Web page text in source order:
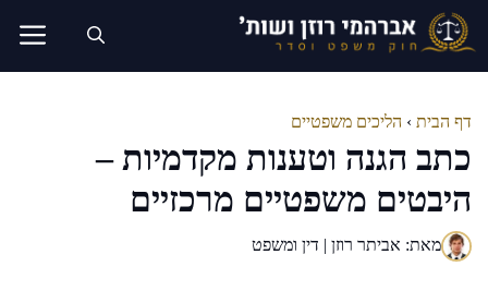
לדלג
לתוכן
דף הבית › הליכים משפטיים
כתב הגנה וטענות מקדמיות –
היבטים משפטיים מרכזיים
מאת: אביתר רוזן | דין ומשפט